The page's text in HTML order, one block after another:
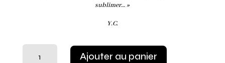
sublimer… »
Y.C.
Ajouter au panier